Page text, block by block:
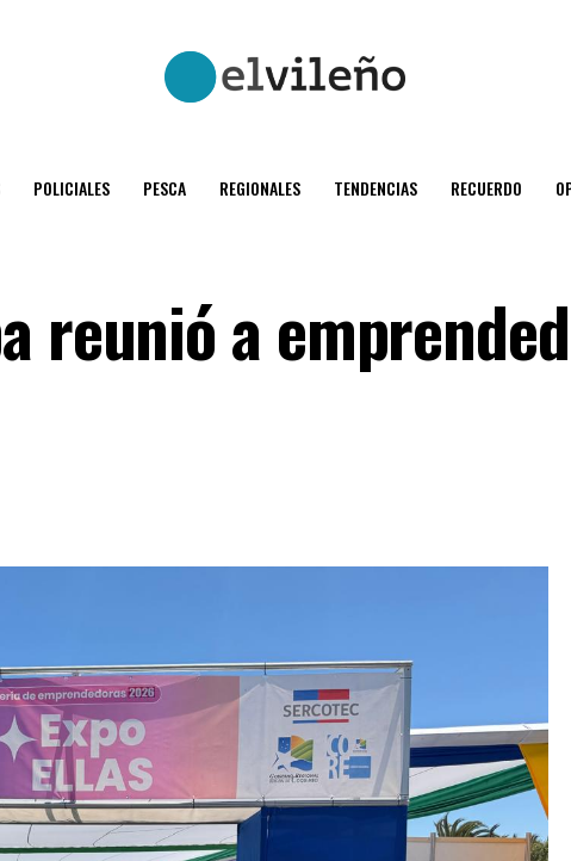
POLICIALES PESCA REGIONALES TENDENCIAS RECUERDO
reunió a